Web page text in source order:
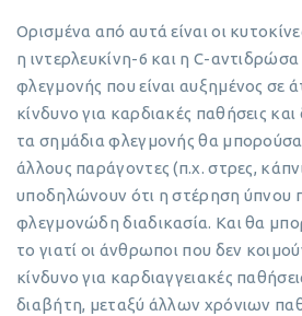
Ορισμένα από αυτά είναι οι
η ιντερλευκίνη-6 και η C-
φλεγμονής που είναι αυξημένος σε
κίνδυνο για καρδιακές παθήσεις
τα σημάδια φλεγμονής θα
άλλους παράγοντες (π.χ. στρες,
υποδηλώνουν ότι η στέρηση ύπνου
φλεγμονώδη διαδικασία. Και θα
το γιατί οι άνθρωποι που δεν
κίνδυνο για καρδιαγγειακές
διαβήτη, μεταξύ άλλων χρόνιων